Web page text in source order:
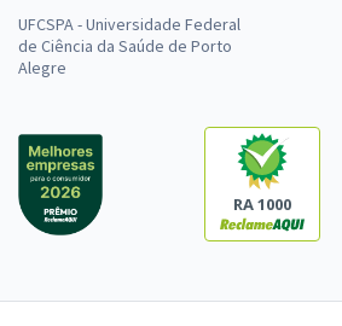
UFCSPA - Universidade Federal
de Ciência da Saúde de Porto
Alegre
RA 1000